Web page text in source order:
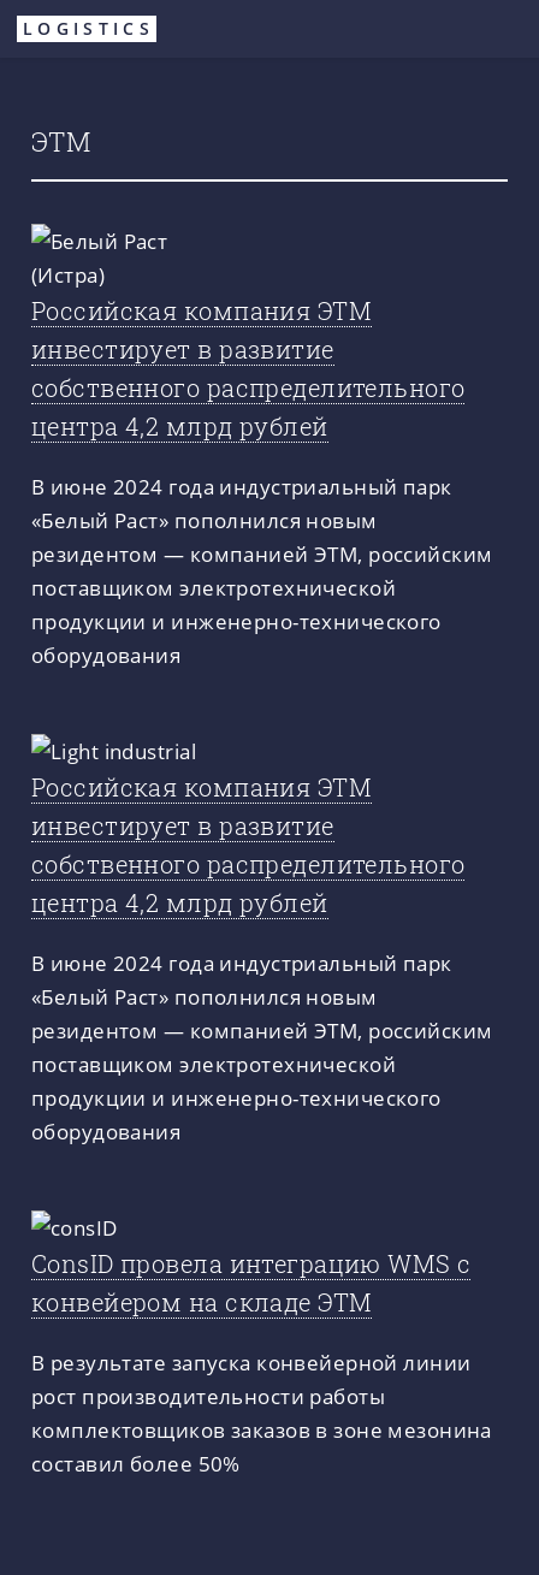
Перейти
LOGISTICS
ЭТМ
Российская компания ЭТМ
инвестирует в развитие
собственного распределительного
центра 4,2 млрд рублей
В июне 2024 года индустриальный парк
«Белый Раст» пополнился новым
резидентом — компанией ЭТМ, российским
поставщиком электротехнической
продукции и инженерно-технического
оборудования
Российская компания ЭТМ
инвестирует в развитие
собственного распределительного
центра 4,2 млрд рублей
В июне 2024 года индустриальный парк
«Белый Раст» пополнился новым
резидентом — компанией ЭТМ, российским
поставщиком электротехнической
продукции и инженерно-технического
оборудования
ConsID провела интеграцию WMS с
конвейером на складе ЭТМ
В результате запуска конвейерной линии
рост производительности работы
комплектовщиков заказов в зоне мезонина
составил более 50%